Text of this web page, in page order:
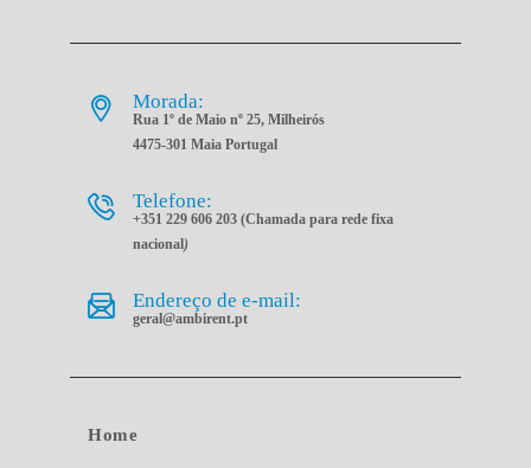
Morada:
Rua 1º de Maio nº 25, Milheirós
4475-301 Maia Portugal
Telefone:
+351 229 606 203 (Chamada para rede fixa
nacional)
Endereço de e-mail:
geral@ambirent.pt
Home